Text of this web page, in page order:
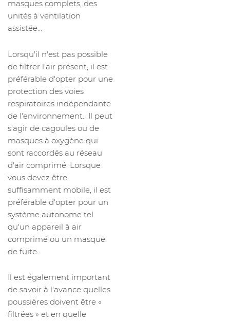
masques complets, des
unités à ventilation
assistée...
Lorsqu'il n'est pas possible
de filtrer l'air présent, il est
préférable d'opter pour une
protection des voies
respiratoires indépendante
de l'environnement. Il peut
s'agir de cagoules ou de
masques à oxygène qui
sont raccordés au réseau
d'air comprimé. Lorsque
vous devez être
suffisamment mobile, il est
préférable d'opter pour un
système autonome tel
qu'un appareil à air
comprimé ou un masque
de fuite.
Il est également important
de savoir à l'avance quelles
poussières doivent être «
filtrées » et en quelle